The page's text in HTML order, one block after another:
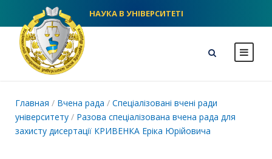
НАУКА В УНІВЕРСИТЕТІ
Главная / Вчена рада / Спеціалізовані вчені ради
університету / Разова спеціалізована вчена рада для
захисту дисертації КРИВЕНКА Еріка Юрійовича